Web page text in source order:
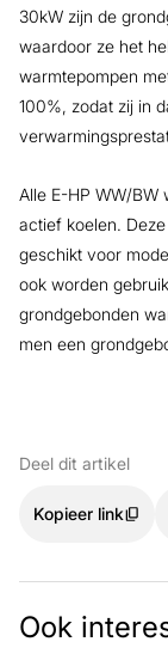
30kW zijn de
waardoor ze het
warmtepompen
100%, zodat zij in
Alle E-HP WW/BW
actief koelen.
geschikt voor
ook worden
grondgebonden
men een
Deel dit artikel
Kopieer link
Ook